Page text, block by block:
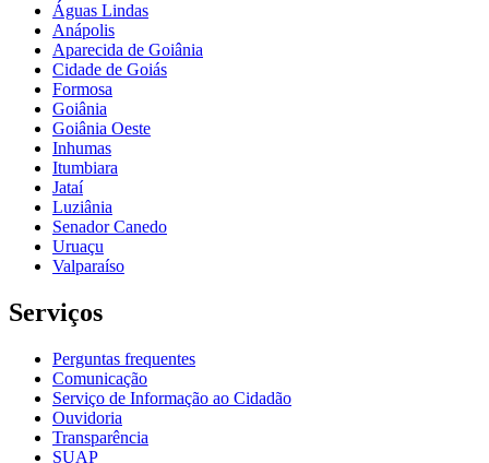
Águas Lindas
Anápolis
Aparecida de Goiânia
Cidade de Goiás
Formosa
Goiânia
Goiânia Oeste
Inhumas
Itumbiara
Jataí
Luziânia
Senador Canedo
Uruaçu
Valparaíso
Serviços
Perguntas frequentes
Comunicação
Serviço de Informação ao Cidadão
Ouvidoria
Transparência
SUAP